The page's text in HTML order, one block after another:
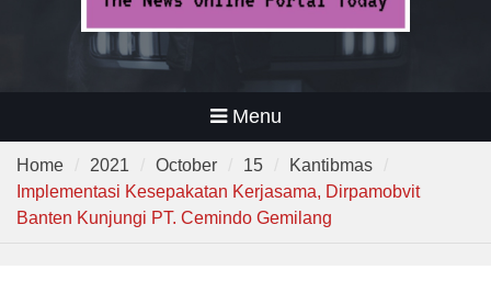
Menu
Home 2021 October 15
Kantibmas
Implementasi Kesepakatan Kerjasama, Dirpamobvit
Banten Kunjungi PT. Cemindo Gemilang